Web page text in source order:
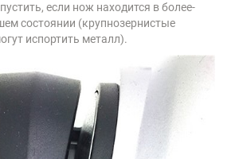
если нож находится в более-
состоянии (крупнозернистые
испортить металл).